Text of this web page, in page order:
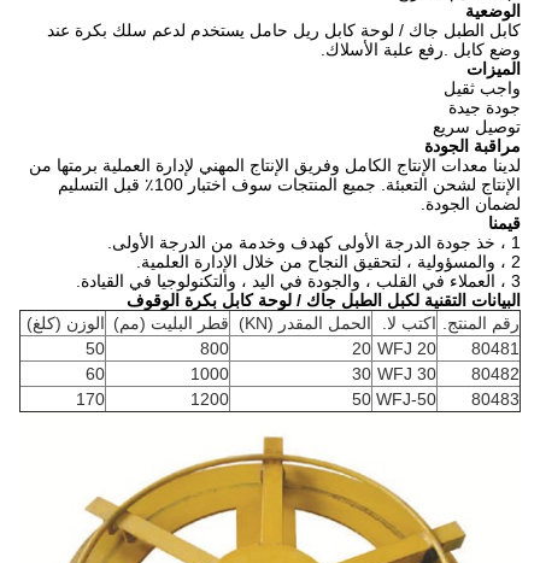
الوضعية
كابل الطبل جاك / لوحة كابل ريل حامل يستخدم لدعم سلك بكرة عند
وضع كابل .رفع علبة الأسلاك.
الميزات
واجب ثقيل
جودة جيدة
توصيل سريع
مراقبة الجودة
لدينا معدات الإنتاج الكامل وفريق الإنتاج المهني لإدارة العملية برمتها من
الإنتاج لشحن التعبئة. جميع المنتجات سوف اختبار 100٪ قبل التسليم
لضمان الجودة.
قيمنا
البيانات التقنية لكبل الطبل جاك / لوحة كابل بكرة الوقوف
رقم المنتج.
اكتب لا. الحمل المقدر (KN) قطر البليت (مم)
الوزن (كلغ)
80481
WFJ 20
20
800
50
80482
WFJ 30
30
1000
60
80483
WFJ-50
50
1200
170